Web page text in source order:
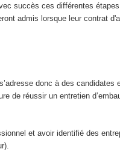
succès ces différentes
admis lorsque leur contrat
donc à des
de réussir un entretien
et avoir identifié des